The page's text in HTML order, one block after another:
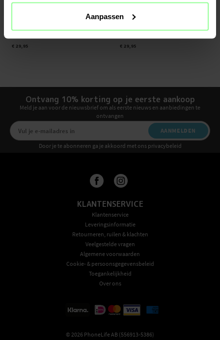
Aanpassen
Bruin
€ 29,95
Grijs
€ 29,95
Ontvang 10% korting op je eerste aankoop
Meld je aan voor de nieuwsbrief om als eerste nieuws en aanbiedingen te
ontvangen
AANMELDEN
Door je te abonneren ga je akkoord met ons privacybeleid
KLANTENSERVICE
Klantenservice
Leveringsinformatie
Retourneren, ruilen & klachten
Veelgestelde vragen
Algemene voorwaarden
Cookie- & persoonsgegevensbeleid
Toegankelijkheid
Over ons
© 2026 PhoneLife AB (556913-5386)